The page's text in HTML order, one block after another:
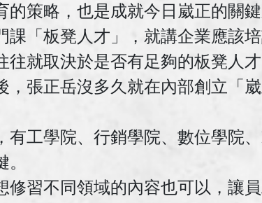
的策略，也是成就今日崴正的關
課「板凳人才」，就講企業應該
就取決於是否有足夠的板凳人才
，張正岳沒多久就在內部創立「
工學院、行銷學院、數位學院
修習不同領域的內容也可以，讓